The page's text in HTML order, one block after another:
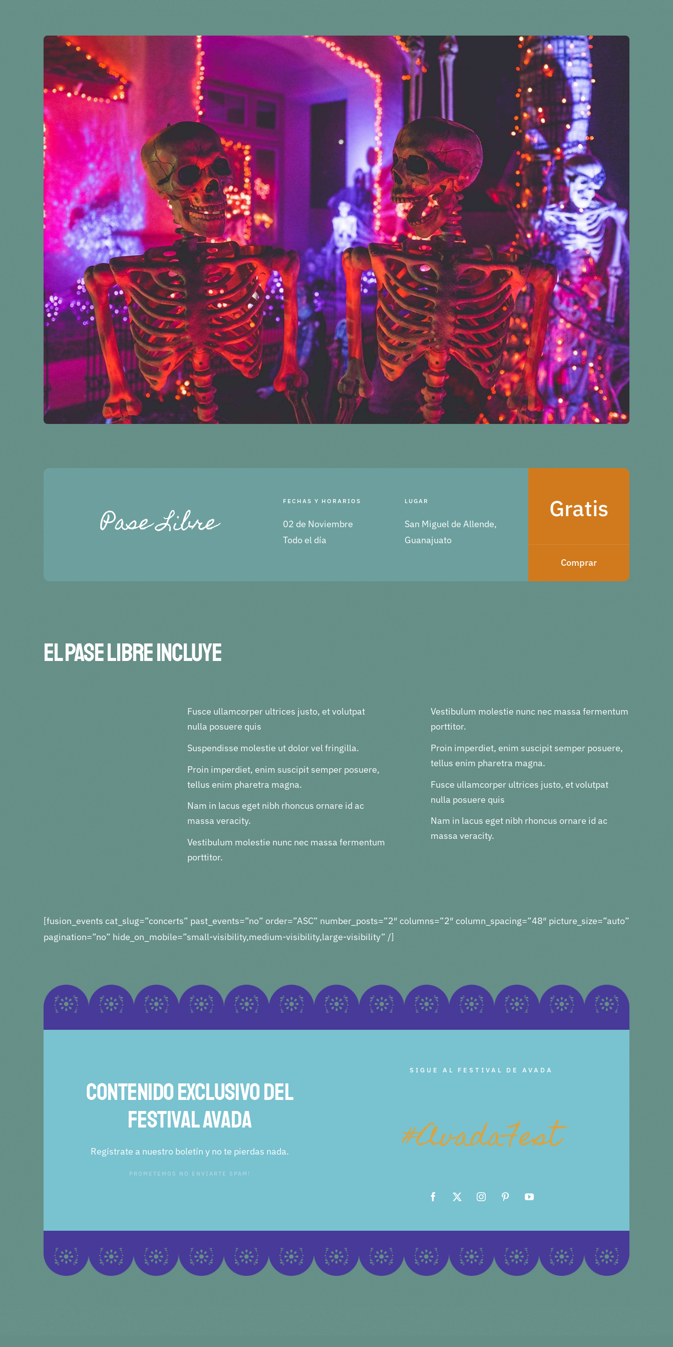
FECHAS Y HORARIOS
02 de Noviembre
Todo el día
LUGAR
San Miguel de Allende,
Guanajuato
Gratis
Comprar
El Pase Libre Incluye
Fusce ullamcorper ultrices justo, et volutpat
nulla posuere quis
Suspendisse molestie ut dolor vel fringilla.
Proin imperdiet, enim suscipit semper posuere,
tellus enim pharetra magna.
Nam in lacus eget nibh rhoncus ornare id ac
massa veracity.
Vestibulum molestie nunc nec massa fermentum
porttitor.
Vestibulum molestie nunc nec massa fermentum
porttitor.
Proin imperdiet, enim suscipit semper posuere,
tellus enim pharetra magna.
Fusce ullamcorper ultrices justo, et volutpat
nulla posuere quis
Nam in lacus eget nibh rhoncus ornare id ac
massa veracity.
[fusion_events cat_slug=”concerts” past_events=”no” order=”ASC” number_posts=”2″ columns=”2″ column_spacing=”48″ picture_size=”auto”
pagination=”no” hide_on_mobile=”small-visibility,medium-visibility,large-visibility” /]
Contenido Exclusivo del
Festival Avada
Regístrate a nuestro boletín y no te pierdas nada.
PROMETEMOS NO ENVIARTE SPAM!
SIGUE AL FESTIVAL DE AVADA